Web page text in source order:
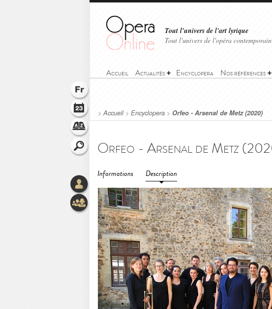
Tout l'univers de l'art lyrique
Tout l'univers de l'opéra contemporain
Accueil Actualités Encyclopera Nos références
>Accueil> Encyclopera > Orfeo - Arsenal de Metz (2020)
Informations Description